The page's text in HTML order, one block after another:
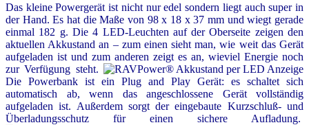
Das kleine Powergerät ist nicht nur edel sondern liegt auch super in
der Hand. Es hat die Maße von 98 x 18 x 37 mm und wiegt gerade
einmal 182 g. Die 4 LED-Leuchten auf der Oberseite zeigen den
aktuellen Akkustand an – zum einen sieht man, wie weit das Gerät
aufgeladen ist und zum anderen zeigt es an, wieviel Energie noch
zur Verfügung steht.
Die Powerbank ist ein Plug and Play Gerät: es schaltet sich
automatisch ab, wenn das angeschlossene Gerät vollständig
aufgeladen ist. Außerdem sorgt der eingebaute Kurzschluß- und
Überladungsschutz für einen sichere Aufladung.